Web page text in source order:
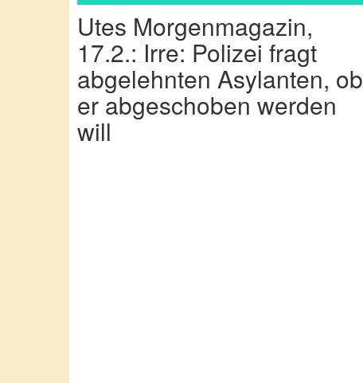
Utes Morgenmagazin,
17.2.: Irre: Polizei fragt
abgelehnten Asylanten, ob
er abgeschoben werden
will